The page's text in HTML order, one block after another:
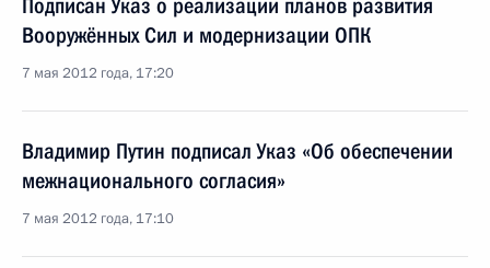
Подписан Указ о реализации планов развития
Вооружённых Сил и модернизации ОПК
7 мая 2012 года, 17:20
Владимир Путин подписал Указ «Об обеспечении
межнационального согласия»
7 мая 2012 года, 17:10